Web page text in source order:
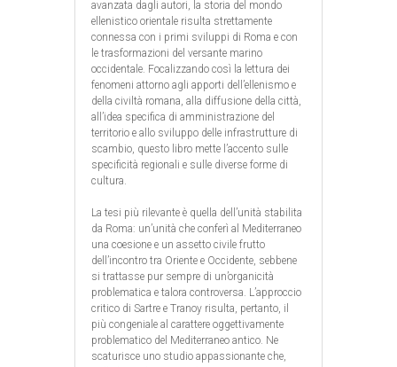
avanzata dagli autori, la storia del mondo
ellenistico orientale risulta strettamente
connessa con i primi sviluppi di Roma e con
le trasformazioni del versante marino
occidentale. Focalizzando così la lettura dei
fenomeni attorno agli apporti dell’ellenismo e
della civiltà romana, alla diffusione della città,
all’idea specifica di amministrazione del
territorio e allo sviluppo delle infrastrutture di
scambio, questo libro mette l’accento sulle
specificità regionali e sulle diverse forme di
cultura.
La tesi più rilevante è quella dell’unità stabilita
da Roma: un’unità che conferì al Mediterraneo
una coesione e un assetto civile frutto
dell’incontro tra Oriente e Occidente, sebbene
si trattasse pur sempre di un’organicità
problematica e talora controversa. L’approccio
critico di Sartre e Tranoy risulta, pertanto, il
più congeniale al carattere oggettivamente
problematico del Mediterraneo antico. Ne
scaturisce uno studio appassionante che,